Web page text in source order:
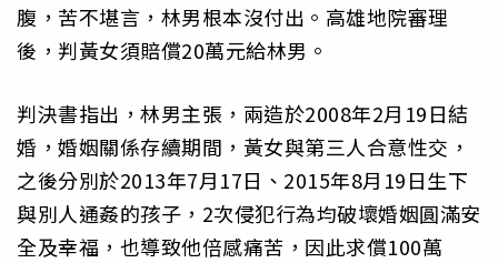
腹，苦不堪言，林男根本沒付出。高雄地院審理
後，判黃女須賠償20萬元給林男。
判決書指出，林男主張，兩造於2008年2月19日結
婚，婚姻關係存續期間，黃女與第三人合意性交，
之後分別於2013年7月17日、2015年8月19日生下
與別人通姦的孩子，2次侵犯行為均破壞婚姻圓滿安
全及幸福，也導致他倍感痛苦，因此求償100萬